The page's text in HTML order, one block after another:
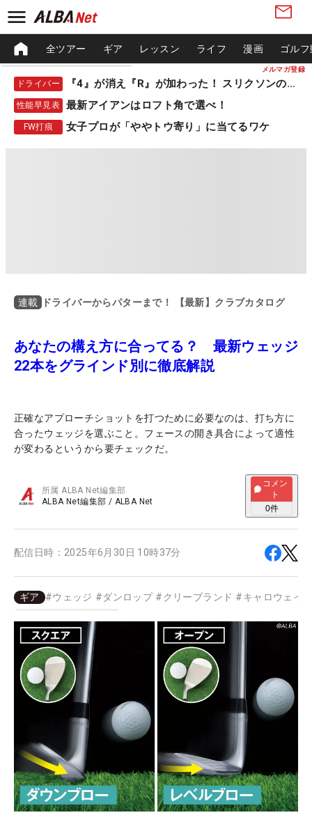
メルマガ登録
全ツアー ギア レッスン ライフ 漫画 ゴル
ドライバー 『4』が消え『R』が加わった！ スリクソンの新作
性能早見表 最新アイアンはロフト角で選べ！
FW打痕 女子プロが「ややトウ寄り」に当てるワケ
連載 ドライバーからパターまで！ 【最新】クラブカタログ
あなたの構え方に合ってる？ 最新ウェッジ
22本をグラインド別に徹底解説
正確なアプローチショットを打つために必要なのは、打ち方に
合ったウェッジを選ぶこと。フェースの開き具合によって適性
が変わるというから要チェックだ。
所属ALBA Net編集部
ALBA Net編集部 / ALBA Net
コメン
ト
0件
配信日時： 2025年6月30日 10時37分
ギア #ウェッジ #ダンロップ # クリーブランド #キャロウェイ